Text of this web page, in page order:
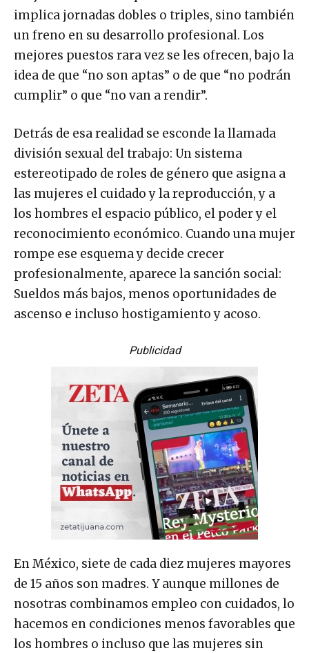
implica jornadas dobles o triples, sino también
un freno en su desarrollo profesional. Los
mejores puestos rara vez se les ofrecen, bajo la
idea de que “no son aptas” o de que “no podrán
cumplir” o que “no van a rendir”.
Detrás de esa realidad se esconde la llamada
división sexual del trabajo: Un sistema
estereotipado de roles de género que asigna a
las mujeres el cuidado y la reproducción, y a
los hombres el espacio público, el poder y el
reconocimiento económico. Cuando una mujer
rompe ese esquema y decide crecer
profesionalmente, aparece la sanción social:
Sueldos más bajos, menos oportunidades de
ascenso e incluso hostigamiento y acoso.
Publicidad
En México, siete de cada diez mujeres mayores
de 15 años son madres. Y aunque millones de
nosotras combinamos empleo con cuidados, lo
hacemos en condiciones menos favorables que
los hombres o incluso que las mujeres sin